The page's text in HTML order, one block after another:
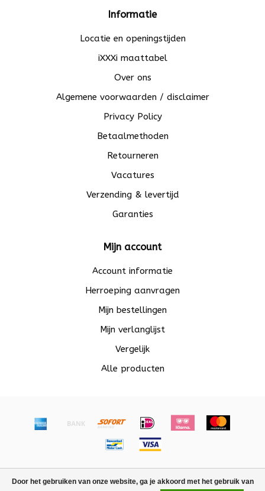
Door het gebruiken van onze website, ga je akkoord met het gebruik van
Informatie
Locatie en openingstijden
iXXXi maattabel
Over ons
Algemene voorwaarden / disclaimer
Privacy Policy
Betaalmethoden
Retourneren
Vacatures
Verzending & levertijd
Garanties
Mijn account
Account informatie
Herroeping aanvragen
Mijn bestellingen
Mijn verlanglijst
Vergelijk
Alle producten